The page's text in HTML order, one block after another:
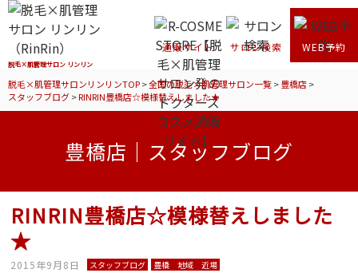
脱毛×肌管理サロン リンリン
通販サイト サロン検索 WEB予約
脱毛×肌管理サロンリンリンTOP>全国の脱毛×肌管理サロン一覧>豊橋店>
スタッフブログ>RINRIN豊橋店☆模様替えしました★
豊橋店｜スタッフブログ
RINRIN豊橋店☆模様替えしました
★
2015年9月8日 スタッフブログ 豊橋 地域 近場